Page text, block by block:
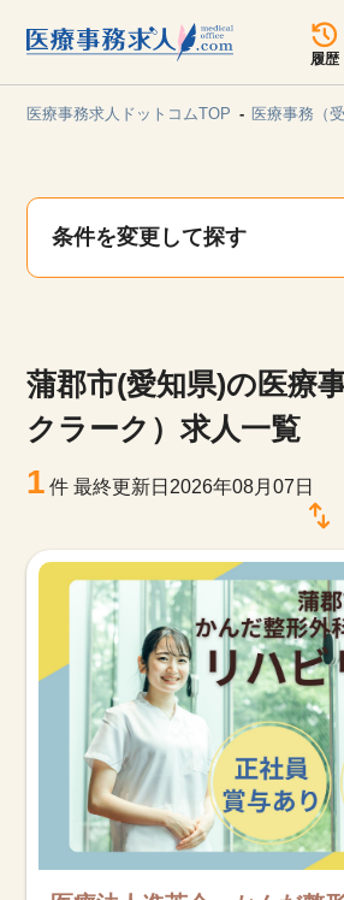
履歴
見学会・イベント情報
お知らせ
医療事務求人ドットコムとは
サイトの使い方
就職サポート
人材をお探しの医療機関・企業様
運営会社
医療事務求人ドットコムTOP 医療事務（
条件を変更して探す
蒲郡市(愛知県)の医療
クラーク）求人一覧
1 件最終更新日2026年08月07日
所在地のエリアを選択してくだ
各支店担当よりご連絡させていただきます。
関東
甲信越・北陸 中国
九州・沖縄